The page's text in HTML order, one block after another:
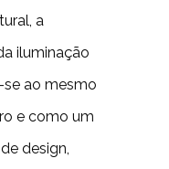
a
iluminação
ao mesmo
e como um
design,